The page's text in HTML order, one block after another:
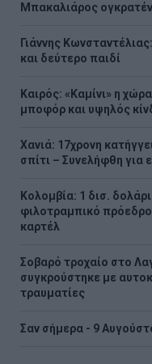
Μπακαλιάρος ογκρατέν
Γιάννης
και δεύτερο παιδί
Καιρός: «Καμίνι» η
μποφόρ και υψηλός
Χανιά: 17χρονη
σπίτι – Συνελήφθη για
Κολομβία: 1 δισ.
φιλοτραμπικό
καρτέλ
Σοβαρό τροχαίο στο
συγκρούστηκε με
τραυματίες
Σαν σήμερα - 9